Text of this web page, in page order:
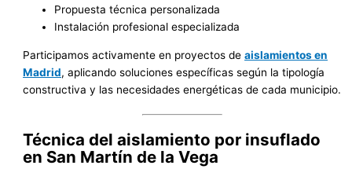
Propuesta técnica personalizada
Instalación profesional especializada
Participamos activamente en proyectos deaislamientos en
Madrid, aplicando soluciones específicas según la tipología
constructiva y las necesidades energéticas de cada municipio.
Técnica del aislamiento por insuflado
en San Martín de la Vega